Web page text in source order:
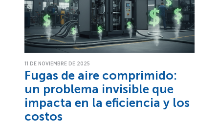
11 DE NOVIEMBRE DE 2025
Fugas de aire comprimido:
un problema invisible que
impacta en la eficiencia y los
costos